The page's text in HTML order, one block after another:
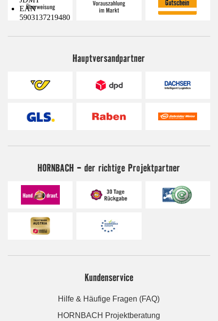
EAN
5903137219480
Hauptversandpartner
HORNBACH - der richtige Projektpartner
Kundenservice
Hilfe & Häufige Fragen (FAQ)
HORNBACH Projektberatung